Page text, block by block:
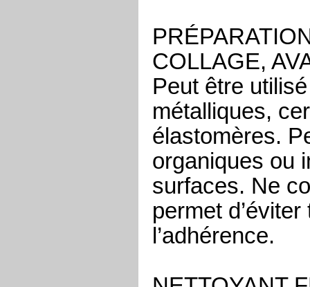
COLLAGE,
Peut être
métalliques,
élastomères.
organiques ou
surfaces. Ne
permet
l’adhérence.